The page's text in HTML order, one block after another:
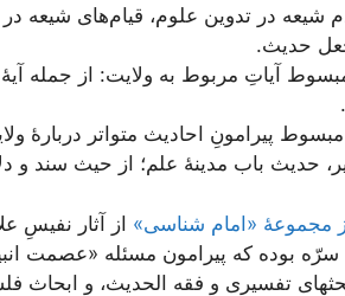
شیعه در تدوین علوم، قیام‌های شیعه
حدیث.
آیاتِ مربوط به ولایت: از جمله آیۀ
پیرامونِ احادیث متواتر
حدیث باب مدینۀ علم؛ از حیث سند و
مجموعۀ «امام شناسی» از آثار نفیسِ
بوده که پیرامون مسئله «عصمت
تفسیری و فقه الحدیث، و ابحاث